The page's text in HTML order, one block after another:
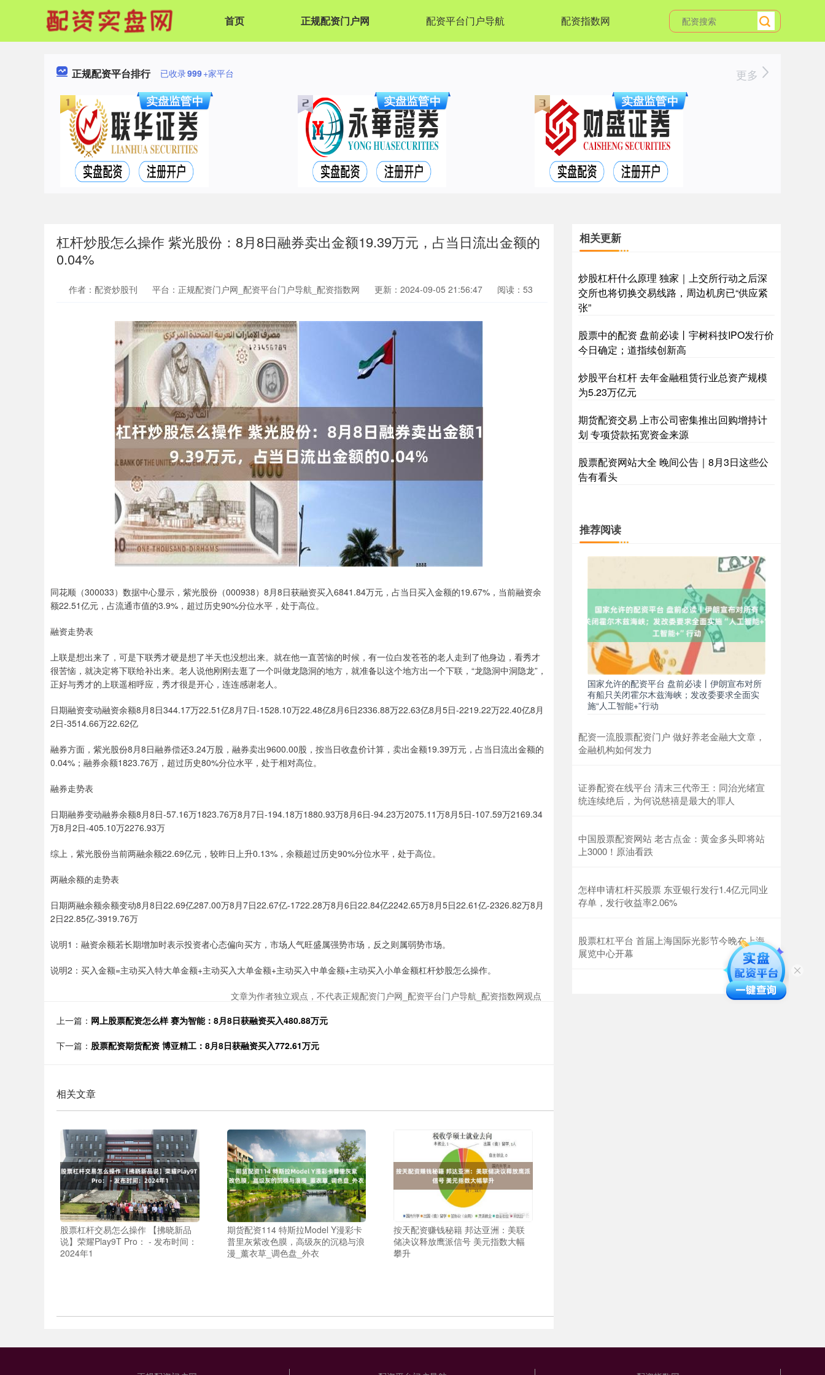
首页 正规配资门户网 配资平台门户导航 配资指数网
正规配资平台排行 已收录999+家平台 更多
杠杆炒股怎么操作 紫光股份：8月8日融券卖出金额19.39万元，占当日流出金额的
0.04%
作者：配资炒股刊 平台：正规配资门户网_配资平台门户导航_配资指数网 更新：2024-09-05 21:56:47 阅读：53
同花顺（300033）数据中心显示，紫光股份（000938）8月8日获融资买入6841.84万元，占当日买入金额的19.67%，当前融资余
额22.51亿元，占流通市值的3.9%，超过历史90%分位水平，处于高位。
融资走势表
上联是想出来了，可是下联秀才硬是想了半天也没想出来。就在他一直苦恼的时候，有一位白发苍苍的老人走到了他身边，看秀才
很苦恼，就决定将下联给补出来。老人说他刚刚去逛了一个叫做龙隐洞的地方，就准备以这个地方出一个下联，“龙隐洞中洞隐龙”，
正好与秀才的上联遥相呼应，秀才很是开心，连连感谢老人。
日期融资变动融资余额8月8日344.17万22.51亿8月7日-1528.10万22.48亿8月6日2336.88万22.63亿8月5日-2219.22万22.40亿8月
2日-3514.66万22.62亿
融券方面，紫光股份8月8日融券偿还3.24万股，融券卖出9600.00股，按当日收盘价计算，卖出金额19.39万元，占当日流出金额的
0.04%；融券余额1823.76万，超过历史80%分位水平，处于相对高位。
融券走势表
日期融券变动融券余额8月8日-57.16万1823.76万8月7日-194.18万1880.93万8月6日-94.23万2075.11万8月5日-107.59万2169.34
万8月2日-405.10万2276.93万
综上，紫光股份当前两融余额22.69亿元，较昨日上升0.13%，余额超过历史90%分位水平，处于高位。
两融余额的走势表
日期两融余额余额变动8月8日22.69亿287.00万8月7日22.67亿-1722.28万8月6日22.84亿2242.65万8月5日22.61亿-2326.82万8月
2日22.85亿-3919.76万
说明1：融资余额若长期增加时表示投资者心态偏向买方，市场人气旺盛属强势市场，反之则属弱势市场。
说明2：买入金额=主动买入特大单金额+主动买入大单金额+主动买入中单金额+主动买入小单金额杠杆炒股怎么操作。
文章为作者独立观点，不代表正规配资门户网_配资平台门户导航_配资指数网观点
上一篇： 网上股票配资怎么样 赛为智能：8月8日获融资买入480.88万元
下一篇： 股票配资期货配资 博亚精工：8月8日获融资买入772.61万元
相关文章
股票杠杆交易怎么操作 【拂晓新品
说】荣耀Play9T Pro： - 发布时间：
2024年1
期货配资114 特斯拉Model Y漫彩卡
普里灰紫改色膜，高级灰的沉稳与浪
漫_薰衣草_调色盘_外衣
按天配资赚钱秘籍 邦达亚洲：美联
储决议释放鹰派信号 美元指数大幅
攀升
相关更新
炒股杠杆什么原理 独家｜上交所行动之后深
交所也将切换交易线路，周边机房已“供应紧
张”
股票中的配资 盘前必读丨宇树科技IPO发行价
今日确定；道指续创新高
炒股平台杠杆 去年金融租赁行业总资产规模
为5.23万亿元
期货配资交易 上市公司密集推出回购增持计
划 专项贷款拓宽资金来源
股票配资网站大全 晚间公告｜8月3日这些公
告有看头
推荐阅读
国家允许的配资平台 盘前必读丨伊朗宣布对所
有船只关闭霍尔木兹海峡；发改委要求全面实
施“人工智能+”行动
配资一流股票配资门户 做好养老金融大文章，
金融机构如何发力
证券配资在线平台 清末三代帝王：同治光绪宣
统连续绝后，为何说慈禧是最大的罪人
中国股票配资网站 老古点金：黄金多头即将站
上3000！原油看跌
怎样申请杠杆买股票 东亚银行发行1.4亿元同业
存单，发行收益率2.06%
股票杠杠平台 首届上海国际光影节今晚在上海
展览中心开幕